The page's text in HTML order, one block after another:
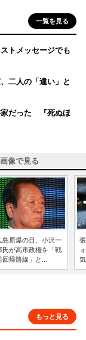
一覧を見る
トメッセージでも
二人の「違い」と
家だった 『死ぬほ
画像で見る
島原爆の日、小沢一
氏が高市政権を「戦
回帰路線」と...
もっと見る